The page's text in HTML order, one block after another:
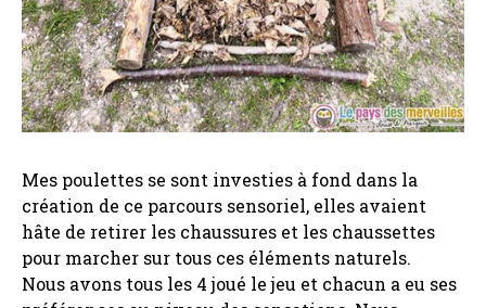
Mes poulettes se sont investies à fond dans la
création de ce parcours sensoriel, elles avaient
hâte de retirer les chaussures et les chaussettes
pour marcher sur tous ces éléments naturels.
Nous avons tous les 4 joué le jeu et chacun a eu ses